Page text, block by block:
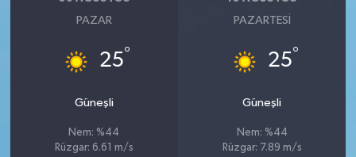
PAZAR
25°
Güneşli
Nem: %44
Rüzgar: 6.61 m/s
PAZARTESI
25°
Güneşli
Nem: %44
Rüzgar: 7.89 m/s